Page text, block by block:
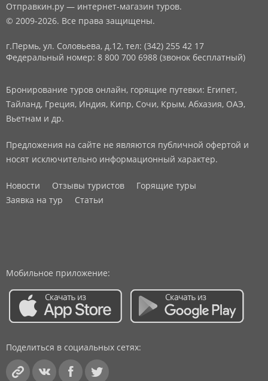
Отправкин.ру — интернет-магазин туров.
© 2009-2026. Все права защищены.
г.Пермь, ул. Соловьева, д.12, тел: (342) 255 42 17
Федеральный номер: 8 800 700 6988 (звонок бесплатный)
Бронирование туров онлайн, горящие путевки: Египет,
Тайланд, Греция, Индия, Кипр, Сочи, Крым, Абхазия, ОАЭ,
Вьетнам и др.
Предложения на сайте не являются публичной офертой и
носят исключительно информационный характер.
Новости Отзывы туристов
Горящие туры
Заявка на тур
Статьи
Мобильное приложение:
Поделиться в социальных сетях: